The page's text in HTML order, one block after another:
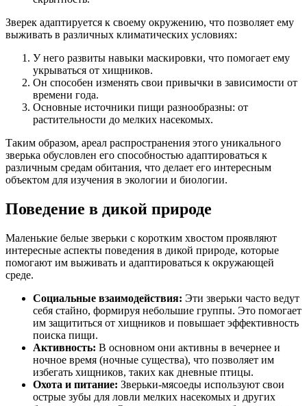
Зверек адаптируется к своему окружению, что позволяет ему
выживать в различных климатических условиях:
У него развиты навыки маскировки, что помогает ему
укрываться от хищников.
Он способен изменять свои привычки в зависимости от
времени года.
Основные источники пищи разнообразны: от
растительности до мелких насекомых.
Таким образом, ареал распространения этого уникального
зверька обусловлен его способностью адаптироваться к
различным средам обитания, что делает его интересным
объектом для изучения в экологии и биологии.
Поведение в дикой природе
Маленькие белые зверьки с коротким хвостом проявляют
интересные аспекты поведения в дикой природе, которые
помогают им выживать и адаптироваться к окружающей
среде.
Социальные взаимодействия: Эти зверьки часто ведут
себя стайно, формируя небольшие группы. Это помогает
им защититься от хищников и повышает эффективность
поиска пищи.
Активность: В основном они активны в вечернее и
ночное время (ночные существа), что позволяет им
избегать хищников, таких как дневные птицы.
Охота и питание: Зверьки-мясоеды используют свои
острые зубы для ловли мелких насекомых и других